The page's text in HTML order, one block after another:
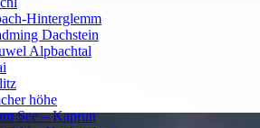
Hinterglemm
Dachstein
Alpbachtal
höhe
See – Kaprun